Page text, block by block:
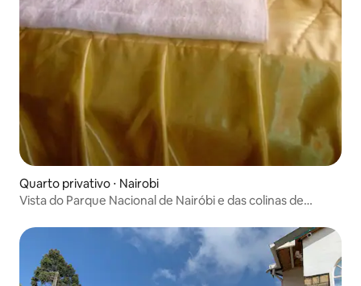
Quarto privativo ⋅ Nairobi
Vista do Parque Nacional de Nairóbi e das colinas de